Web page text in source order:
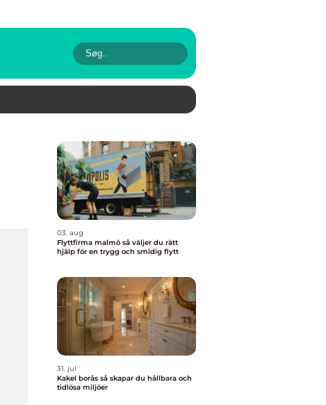
03. aug
Flyttfirma malmö så väljer du rätt
hjälp för en trygg och smidig flytt
31. jul
Kakel borås så skapar du hållbara och
tidlösa miljöer